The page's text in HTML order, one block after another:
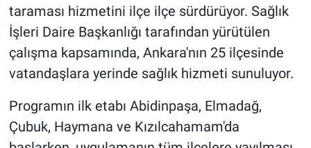
taraması hizmetini ilçe ilçe sürdürüyor. Sağlık
İşleri Daire Başkanlığı tarafından yürütülen
çalışma kapsamında, Ankara'nın 25 ilçesinde
vatandaşlara yerinde sağlık hizmeti sunuluyor.
Programın ilk etabı Abidinpaşa, Elmadağ,
Çubuk, Haymana ve Kızılcahamam'da